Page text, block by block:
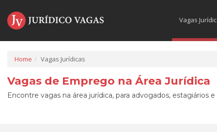
Vagas
Home Vagas Jurídicas
Vagas de Emprego na Área Jurídica
Encontre vagas na área jurídica, para advogados, estagiários